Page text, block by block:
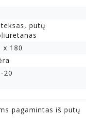
putų
x 180
20
pagamintas iš putų